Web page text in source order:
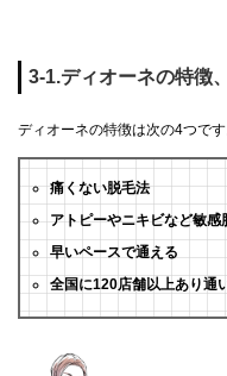
3-1.ディオーネの特徴
ディオーネの特徴は次の4つです
痛くない脱毛法
アトピーやニキビなど敏感
早いペースで通える
全国に120店舗以上あり通